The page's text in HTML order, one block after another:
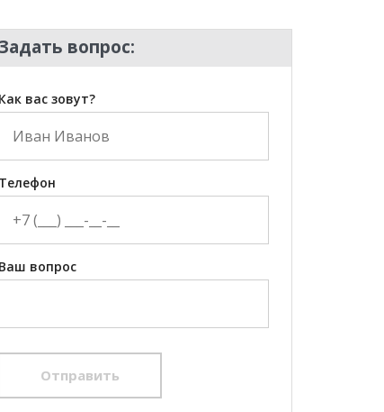
вопрос:
Как вас зовут?
Телефон
Ваш вопрос
Отправить